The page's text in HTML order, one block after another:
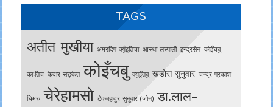
TAGS
अतीत मुखीया अमरदिप क्युँइतिचा आस्था लस्पाली इन्द्रसेन काेइँचबु
काःतिच केदार सङ्केत कोइँचबु क्युइँतबु खडोस सुनुवार चन्द्र प्रकाश
चिमरु चेरेहामसो टेकबहादुर सुनुवार (जोन) डा.लाल–